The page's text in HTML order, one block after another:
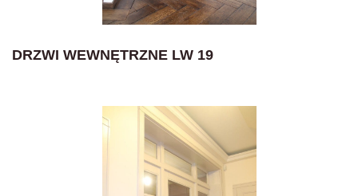
DRZWI WEWNĘTRZNE LW 19